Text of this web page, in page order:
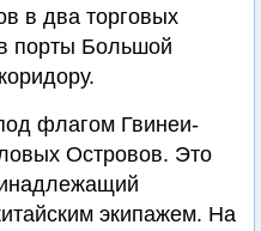
в два торговых
порты Большой
флагом Гвинеи-
Островов. Это
экипажем. На